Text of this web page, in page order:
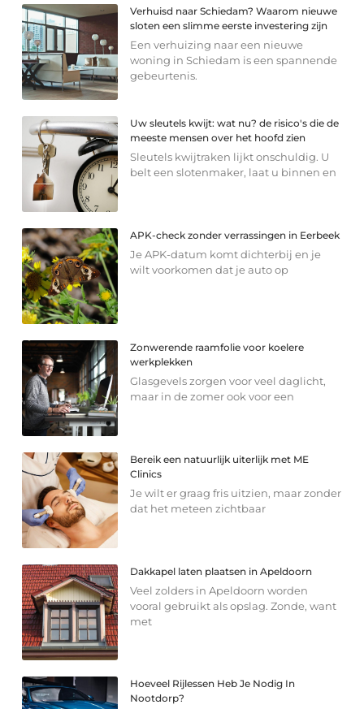
Verhuisd naar Schiedam? Waarom nieuwe
sloten een slimme eerste investering zijn
Een verhuizing naar een nieuwe
woning in Schiedam is een spannende
gebeurtenis.
Uw sleutels kwijt: wat nu? de risico's die de
meeste mensen over het hoofd zien
Sleutels kwijtraken lijkt onschuldig. U
belt een slotenmaker, laat u binnen en
APK-check zonder verrassingen in Eerbeek
Je APK-datum komt dichterbij en je
wilt voorkomen dat je auto op
Zonwerende raamfolie voor koelere
werkplekken
Glasgevels zorgen voor veel daglicht,
maar in de zomer ook voor een
Bereik een natuurlijk uiterlijk met ME
Clinics
Je wilt er graag fris uitzien, maar zonder
dat het meteen zichtbaar
Dakkapel laten plaatsen in Apeldoorn
Veel zolders in Apeldoorn worden
vooral gebruikt als opslag. Zonde, want
met
Hoeveel Rijlessen Heb Je Nodig In
Nootdorp?